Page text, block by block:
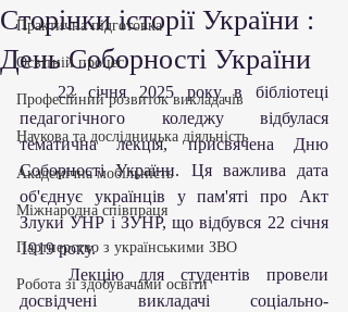
Практична підготовка
Освітній процес
Професійний розвиток викладачів
Наукова та дослідницька діяльність
Академічна мобільність
Міжнародна співпраця
Партнерство з українськими ЗВО
Робота зі здобувачами освіти
Сторінки історії України :
День Соборності України
   22 січня 2025 року в бібліотеці
педагогічного коледжу відбулася
тематична лекція, присвячена Дню
Соборності України. Ця важлива дата
об'єднує українців у пам'яті про Акт
Злуки УНР і ЗУНР, що відбувся 22 січня
1919 року.
   Лекцію для студентів провели
досвідчені викладачі соціально-